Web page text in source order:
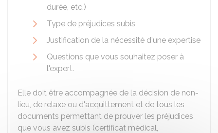
durée, etc.)
Type de préjudices subis
Justification de la nécessité d'une expertise
Questions que vous souhaitez poser à
l'expert.
Elle doit être accompagnée de la décision de non-
lieu, de relaxe ou d'acquittement et de tous les
documents permettant de prouver les préjudices
que vous avez subis (certificat médical,